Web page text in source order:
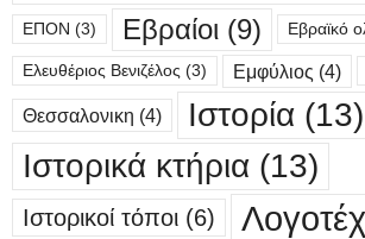
ΕΠΟΝ (3) Εβραίοι (9) Εβραϊκό
Ελευθέριος Βενιζέλος (3) Εμφύλιος (4)
Θεσσαλονικη (4) Ιστορία (13)
Ιστορικά κτήρια (13)
Ιστορικοί τόποι (6)